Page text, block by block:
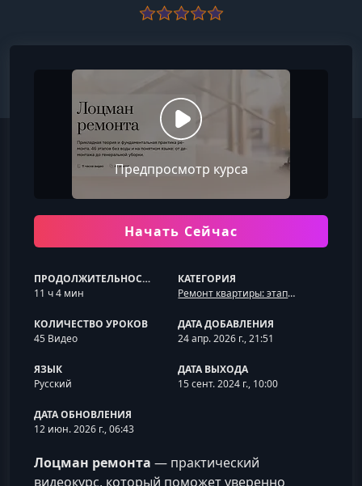
Предпросмотр курса
Начать Сейчас
ПРОДОЛЖИТЕЛЬНОСТЬ
11 ч 4 мин
КАТЕГОРИЯ
Ремонт квартиры: этапы, бюджет и контроль
КОЛИЧЕСТВО УРОКОВ
45 Видео
ДАТА ДОБАВЛЕНИЯ
24 апр. 2026 г., 21:51
ЯЗЫК
Русский
ДАТА ВЫХОДА
15 сент. 2024 г., 10:00
ДАТА ОБНОВЛЕНИЯ
12 июн. 2026 г., 06:43
Лоцман ремонта — практический
видеокурс, который поможет уверенно